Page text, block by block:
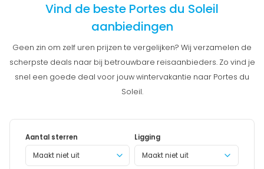
Vind de beste Portes du Soleil
aanbiedingen
Geen zin om zelf uren prijzen te vergelijken? Wij verzamelen de
scherpste deals naar bij betrouwbare reisaanbieders. Zo vind je
snel een goede deal voor jouw wintervakantie naar Portes du
Soleil.
Aantal sterren
Ligging
Maakt niet uit